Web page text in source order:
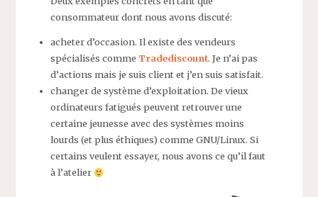
consommateur dont nous avons discuté:
acheter d’occasion. Il existe des vendeurs
spécialisés comme Tradediscount. Je n’ai pas
d’actions mais je suis client et j’en suis satisfait.
changer de système d’exploitation. De vieux
ordinateurs fatigués peuvent retrouver une
certaine jeunesse avec des systèmes moins
lourds (et plus éthiques) comme GNU/Linux. Si
certains veulent essayer, nous avons ce qu’il faut
à l’atelier